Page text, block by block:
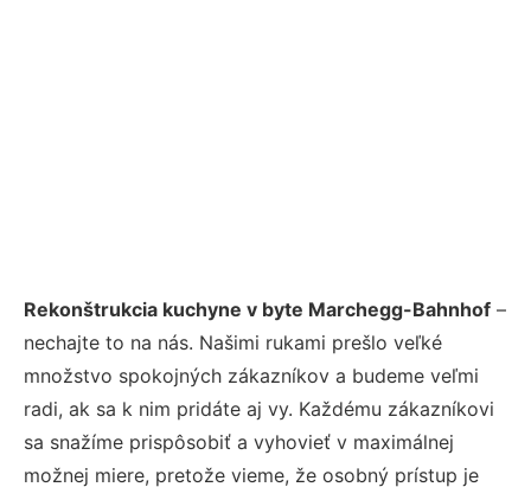
Rekonštrukcia kuchyne v byte Marchegg-Bahnhof –
nechajte to na nás. Našimi rukami prešlo veľké
množstvo spokojných zákazníkov a budeme veľmi
radi, ak sa k nim pridáte aj vy. Každému zákazníkovi
sa snažíme prispôsobiť a vyhovieť v maximálnej
možnej miere, pretože vieme, že osobný prístup je